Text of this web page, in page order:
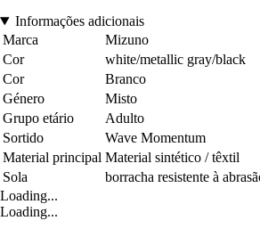
Informações adicionais
Marca
Mizuno
Cor
white/metallic gray/black
Cor
Branco
Género
Misto
Grupo etário
Adulto
Sortido
Wave Momentum
Material principal Material sintético / têxtil
Sola
borracha resistente à
Loading...
Loading...